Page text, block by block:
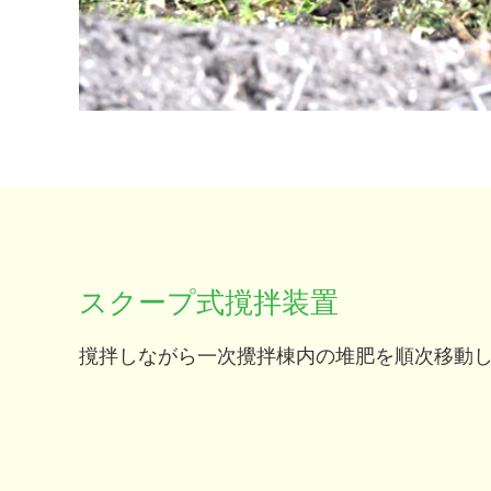
スクープ式撹拌装置
撹拌しながら一次攪拌棟内の堆肥を順次移動